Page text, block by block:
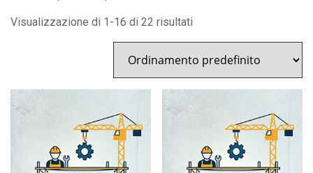
Visualizzazione di 1-16 di 22 risultati